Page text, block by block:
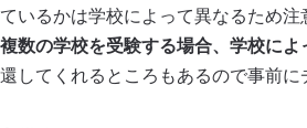
ているかは学校によって異なるため注
複数の学校を受験する場合、学校に
還してくれるところもあるので事前に